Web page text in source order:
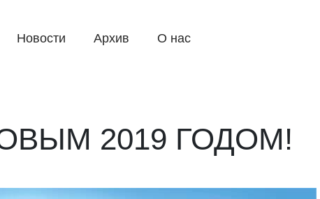
Новости Архив О нас
2019 ГОДОМ!